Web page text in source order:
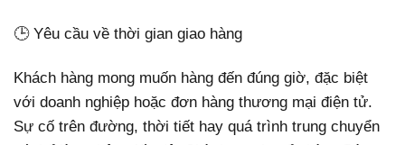
🕒 Yêu cầu về thời gian giao hàng
Khách hàng mong muốn hàng đến đúng giờ, đặc biệt
với doanh nghiệp hoặc đơn hàng thương mại điện tử.
Sự cố trên đường, thời tiết hay quá trình trung chuyển